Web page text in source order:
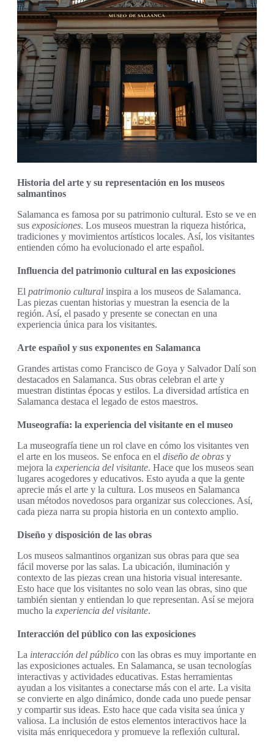
Historia del arte y su representación en los museos
salmantinos
Salamanca es famosa por su patrimonio cultural. Esto se ve en
sus exposiciones. Los museos muestran la riqueza histórica,
tradiciones y movimientos artísticos locales. Así, los visitantes
entienden cómo ha evolucionado el arte español.
Influencia del patrimonio cultural en las exposiciones
El patrimonio cultural inspira a los museos de Salamanca.
Las piezas cuentan historias y muestran la esencia de la
región. Así, el pasado y presente se conectan en una
experiencia única para los visitantes.
Arte español y sus exponentes en Salamanca
Grandes artistas como Francisco de Goya y Salvador Dalí son
destacados en Salamanca. Sus obras celebran el arte y
muestran distintas épocas y estilos. La diversidad artística en
Salamanca destaca el legado de estos maestros.
Museografía: la experiencia del visitante en el museo
La museografía tiene un rol clave en cómo los visitantes ven
el arte en los museos. Se enfoca en el diseño de obras y
mejora la experiencia del visitante. Hace que los museos sean
lugares acogedores y educativos. Esto ayuda a que la gente
aprecie más el arte y la cultura. Los museos en Salamanca
usan métodos novedosos para organizar sus colecciones. Así,
cada pieza narra su propia historia en un contexto amplio.
Diseño y disposición de las obras
Los museos salmantinos organizan sus obras para que sea
fácil moverse por las salas. La ubicación, iluminación y
contexto de las piezas crean una historia visual interesante.
Esto hace que los visitantes no solo vean las obras, sino que
también sientan y entiendan lo que representan. Así se mejora
mucho la experiencia del visitante.
Interacción del público con las exposiciones
La interacción del público con las obras es muy importante en
las exposiciones actuales. En Salamanca, se usan tecnologías
interactivas y actividades educativas. Estas herramientas
ayudan a los visitantes a conectarse más con el arte. La visita
se convierte en algo dinámico, donde cada uno puede pensar
y compartir sus ideas. Esto hace que cada visita sea única y
valiosa. La inclusión de estos elementos interactivos hace la
visita más enriquecedora y promueve la reflexión cultural.